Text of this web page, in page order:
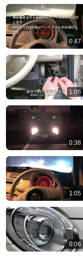
0:47
1:06
0:38
1:05
0:06